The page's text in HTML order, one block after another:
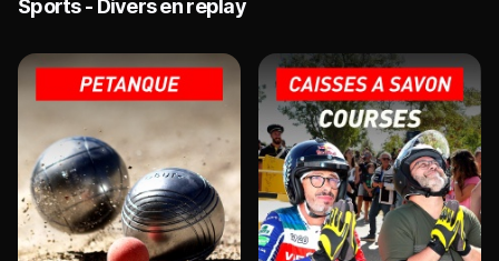
Sports - Divers en replay